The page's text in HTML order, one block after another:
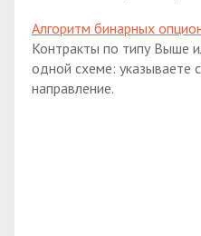
Алгоритм бинарных
Контракты по типу Выше
одной схеме: указываете
направление.